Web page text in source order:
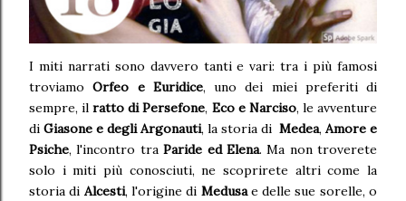
I miti narrati sono davvero tanti e vari: tra i più famosi
troviamoOrfeo e Euridice, uno dei miei preferiti di
sempre, ilratto di Persefone, Eco e Narciso, le avventure
di Giasone e degli Argonauti, la storia di Medea, Amore e
Psiche, l'incontro traParide ed Elena. Ma non troverete
solo i miti più conosciuti, ne scoprirete altri come la
storia di Alcesti, l'origine di Medusae delle sue sorelle, o